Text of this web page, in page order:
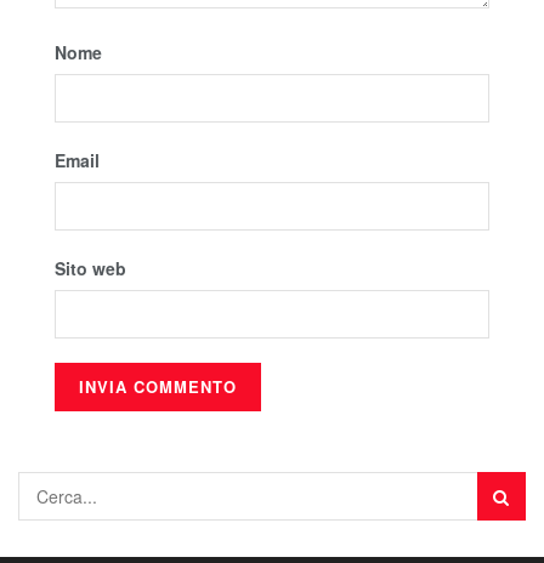
Nome
Email
Sito web